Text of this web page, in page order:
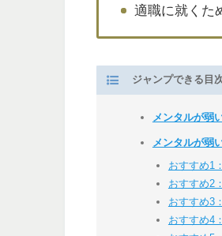
適職に就くた
ジャンプできる目
メンタルが弱
メンタルが弱
おすすめ1
おすすめ2
おすすめ3
おすすめ4